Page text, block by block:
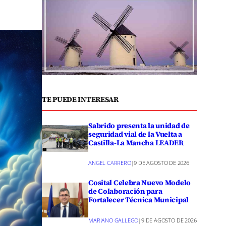
TE PUEDE INTERESAR
Sabrido presenta la unidad de
seguridad vial de la Vuelta a
Castilla-La Mancha LEADER
ANGEL CARRERO|9 DE AGOSTO DE 2026
Cosital Celebra Nuevo Modelo
de Colaboración para
Fortalecer Técnica Municipal
MARIANO GALLEGO|9 DE AGOSTO DE 2026